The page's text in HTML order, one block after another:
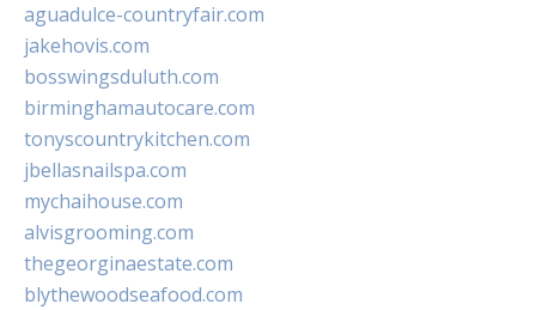
aguadulce-countryfair.com
jakehovis.com
bosswingsduluth.com
birminghamautocare.com
tonyscountrykitchen.com
jbellasnailspa.com
mychaihouse.com
alvisgrooming.com
thegeorginaestate.com
blythewoodseafood.com